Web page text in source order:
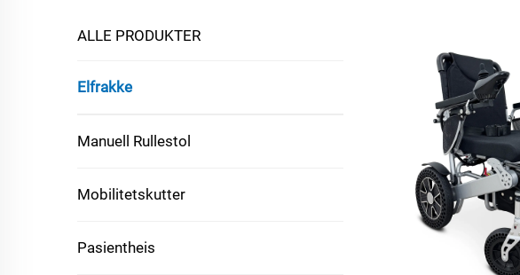
ALLE PRODUKTER
Elfrakke
Manuell Rullestol
Mobilitetskutter
Pasientheis